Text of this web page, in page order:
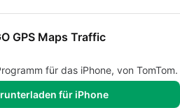
GPS Maps Traffic
für das iPhone, von TomTom.
für iPhone